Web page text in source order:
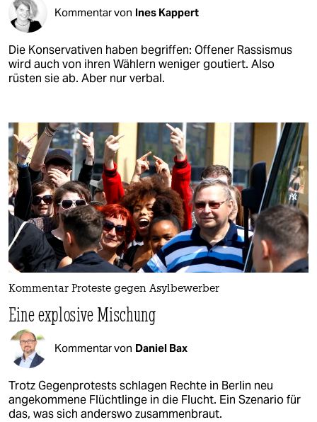
Kommentar von Ines Kappert
Die Konservativen haben begriffen: Offener Rassismus
wird auch von ihren Wählern weniger goutiert. Also
rüsten sie ab. Aber nur verbal.
Kommentar Proteste gegen Asylbewerber
Eine explosive Mischung
Kommentar von Daniel Bax
Trotz Gegenprotests schlagen Rechte in Berlin neu
angekommene Flüchtlinge in die Flucht. Ein Szenario für
das, was sich anderswo zusammenbraut.